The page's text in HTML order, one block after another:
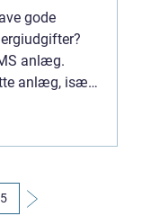
gode
anlæg.
anlæg, især
5